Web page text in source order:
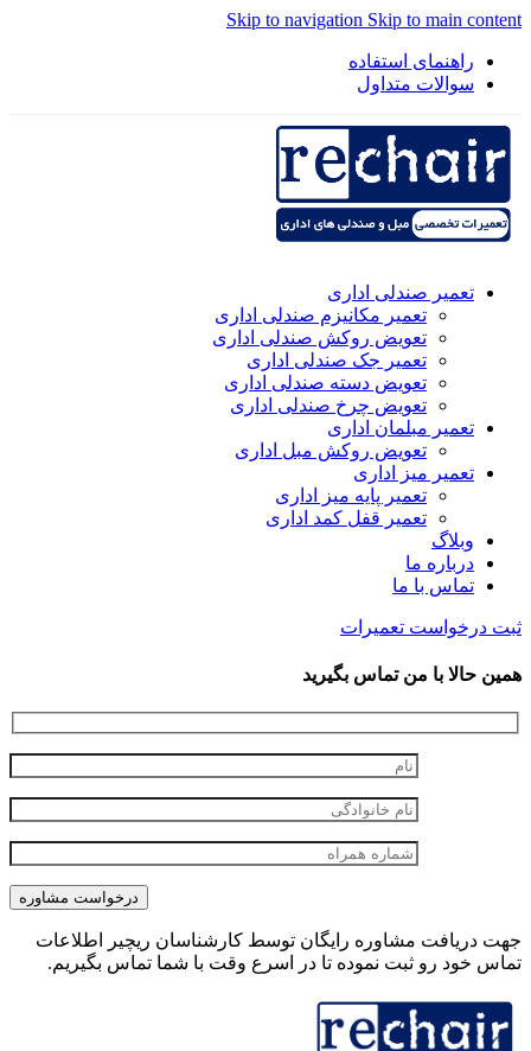
Skip to navigation Skip to main content
راهنمای استفاده
سوالات متداول
تعمیر صندلی اداری
تعمیر مکانیزم صندلی اداری
تعویض روکش صندلی اداری
تعمیر جک صندلی اداری
تعویض دسته صندلی اداری
تعویض چرخ صندلی اداری
تعمیر مبلمان اداری
تعویض روکش مبل اداری
تعمیر میز اداری
تعمیر پایه میز اداری
تعمیر قفل کمد اداری
وبلاگ
درباره ما
تماس با ما
ثبت درخواست تعمیرات
همین حالا با من تماس بگیرید
جهت دریافت مشاوره رایگان توسط کارشناسان ریچیر اطلاعات
تماس خود رو ثبت نموده تا در اسرع وقت با شما تماس بگیریم.